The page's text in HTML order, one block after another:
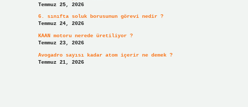
Temmuz 25, 2026
6. sınıfta soluk borusunun görevi nedir ?
Temmuz 24, 2026
KAAN motoru nerede üretiliyor ?
Temmuz 23, 2026
Avogadro sayısı kadar atom içerir ne demek ?
Temmuz 21, 2026